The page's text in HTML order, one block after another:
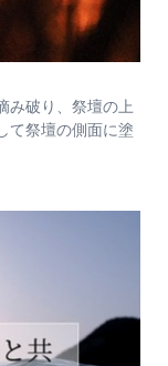
み破り、祭壇の上
て祭壇の側面に塗